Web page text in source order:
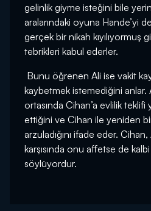
gelinlik giyme isteğini bile
aralarındaki oyuna Hande’yi
gerçek bir nikah kıyılıyormuş
tebrikleri kabul ederler.
Bunu öğrenen Ali ise vakit
kaybetmek istemediğini anlar.
ortasında Cihan’a evlilik teklifi
ettiğini ve Cihan ile yeniden
arzuladığını ifade eder.
karşısında onu affetse de
söylüyordur.